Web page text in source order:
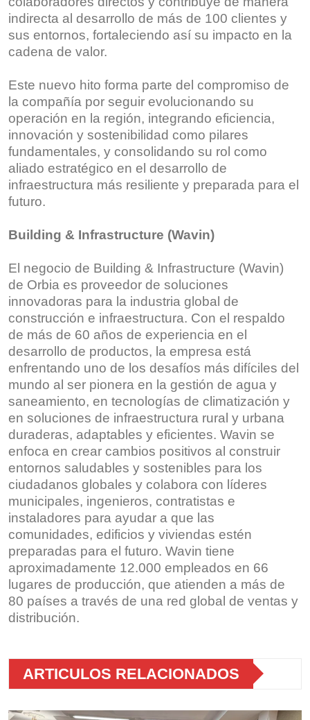
indirecta al desarrollo de más de 100 clientes y
sus entornos, fortaleciendo así su impacto en la
cadena de valor.
Este nuevo hito forma parte del compromiso de
la compañía por seguir evolucionando su
operación en la región, integrando eficiencia,
innovación y sostenibilidad como pilares
fundamentales, y consolidando su rol como
aliado estratégico en el desarrollo de
infraestructura más resiliente y preparada para el
futuro.
Building & Infrastructure (Wavin)
El negocio de Building & Infrastructure (Wavin)
de Orbia es proveedor de soluciones
innovadoras para la industria global de
construcción e infraestructura. Con el respaldo
de más de 60 años de experiencia en el
desarrollo de productos, la empresa está
enfrentando uno de los desafíos más difíciles del
mundo al ser pionera en la gestión de agua y
saneamiento, en tecnologías de climatización y
en soluciones de infraestructura rural y urbana
duraderas, adaptables y eficientes. Wavin se
enfoca en crear cambios positivos al construir
entornos saludables y sostenibles para los
ciudadanos globales y colabora con líderes
municipales, ingenieros, contratistas e
instaladores para ayudar a que las
comunidades, edificios y viviendas estén
preparadas para el futuro. Wavin tiene
aproximadamente 12.000 empleados en 66
lugares de producción, que atienden a más de
80 países a través de una red global de ventas y
distribución.
ARTICULOS RELACIONADOS